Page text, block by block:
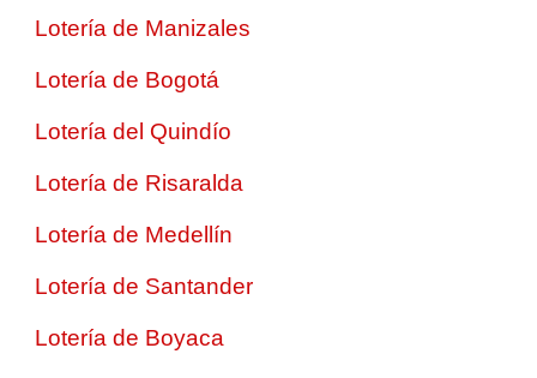
Lotería de Manizales
Lotería de Bogotá
Lotería del Quindío
Lotería de Risaralda
Lotería de Medellín
Lotería de Santander
Lotería de Boyaca